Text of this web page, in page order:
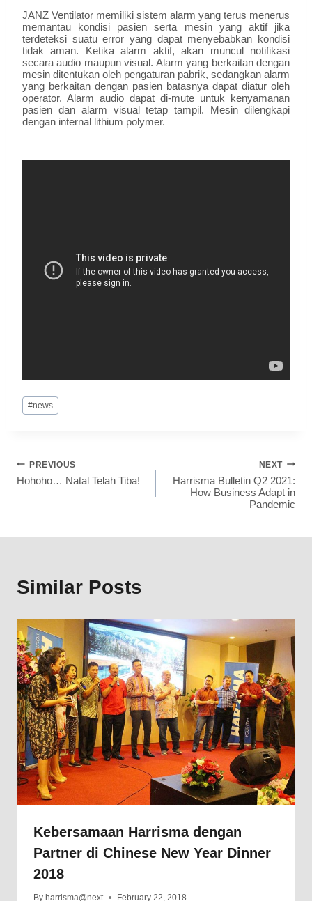
JANZ Ventilator memiliki sistem alarm yang terus menerus
memantau kondisi pasien serta mesin yang aktif jika
terdeteksi suatu error yang dapat menyebabkan kondisi
tidak aman. Ketika alarm aktif, akan muncul notifikasi
secara audio maupun visual. Alarm yang berkaitan dengan
mesin ditentukan oleh pengaturan pabrik, sedangkan alarm
yang berkaitan dengan pasien batasnya dapat diatur oleh
operator. Alarm audio dapat di-mute untuk kenyamanan
pasien dan alarm visual tetap tampil. Mesin dilengkapi
dengan internal lithium polymer.
#news
PREVIOUS
Hohoho… Natal Telah Tiba!
NEXT
Harrisma Bulletin Q2 2021:
How Business Adapt in
Pandemic
Similar Posts
Kebersamaan Harrisma dengan
Partner di Chinese New Year Dinner
2018
By harrisma@next February 22, 2018